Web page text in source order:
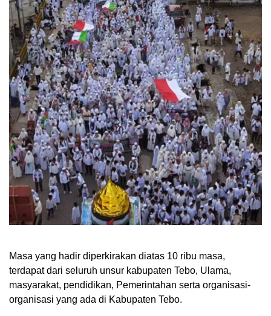
Masa yang hadir diperkirakan diatas 10 ribu masa,
terdapat dari seluruh unsur kabupaten Tebo, Ulama,
masyarakat, pendidikan, Pemerintahan serta organisasi-
organisasi yang ada di Kabupaten Tebo.